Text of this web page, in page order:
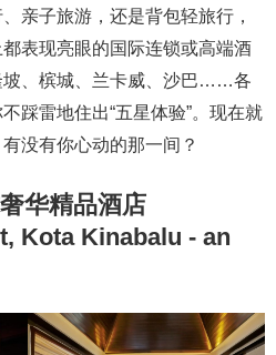
亲子旅游，还是背包轻旅行，
表现亮眼的国际连锁或高端酒
坡、槟城、兰卡威、沙巴……各
踩雷地住出“五星体验”。现在就
没有你心动的那一间？
华精品酒店
Kota Kinabalu - an